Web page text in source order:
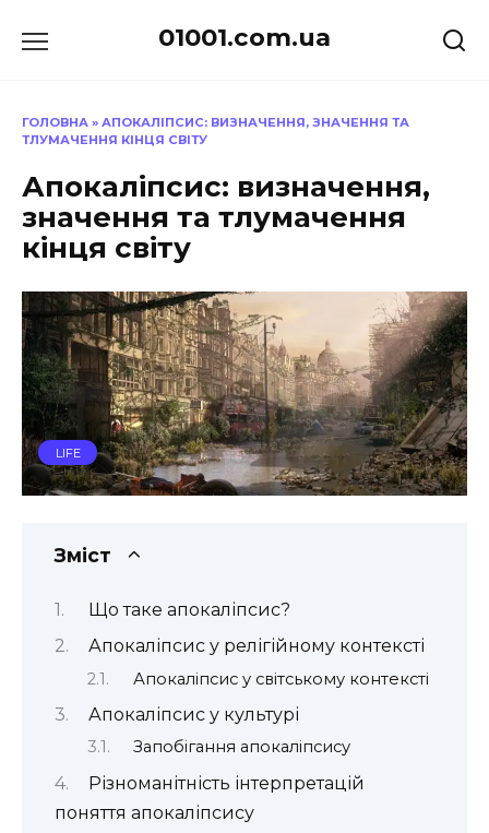
до
01001.com.ua
ГОЛОВНА » АПОКАЛІПСИС: ВИЗНАЧЕННЯ, ЗНАЧЕННЯ ТА
ТЛУМАЧЕННЯ КІНЦЯ СВІТУ
Апокаліпсис: визначення,
значення та тлумачення
кінця світу
LIFE
Зміст
Що таке апокаліпсис?
Апокаліпсис у релігійному контексті
Апокаліпсис у світському контексті
Апокаліпсис у культурі
Запобігання апокаліпсису
Різноманітність інтерпретацій
поняття апокаліпсису